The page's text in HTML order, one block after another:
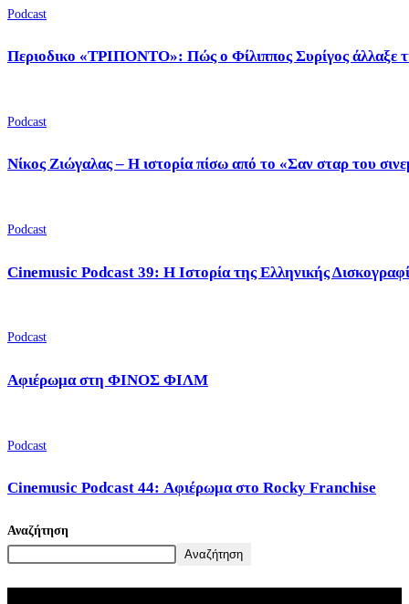
Podcast
Περιοδικο «ΤΡΙΠΟΝΤΟ»: Πώς ο Φίλιππος Συρίγος άλλαξε
Podcast
Νίκος Ζιώγαλας – Η ιστορία πίσω από το «Σαν σταρ του
Podcast
Cinemusic Podcast 39: Η Ιστορία της Ελληνικής
Podcast
Αφιέρωμα στη ΦΙΝΟΣ ΦΙΛΜ
Podcast
Cinemusic Podcast 44: Αφιέρωμα στο Rocky Franchise
Αναζήτηση
Αναζήτηση